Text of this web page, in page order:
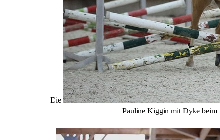
Die
Pauline Kiggin mit Dyke beim